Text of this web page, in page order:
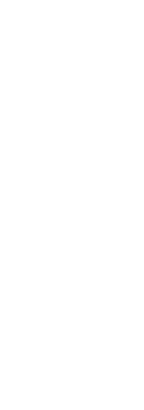
určuje hotel a